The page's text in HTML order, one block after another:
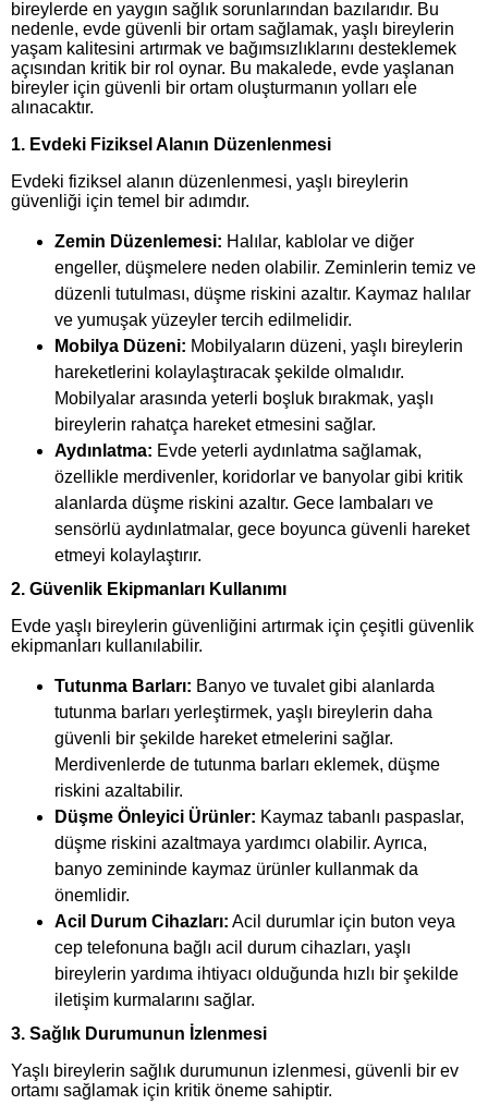
bireylerde en yaygın sağlık sorunlarından bazılarıdır. Bu
nedenle, evde güvenli bir ortam sağlamak, yaşlı bireylerin
yaşam kalitesini artırmak ve bağımsızlıklarını desteklemek
açısından kritik bir rol oynar. Bu makalede, evde yaşlanan
bireyler için güvenli bir ortam oluşturmanın yolları ele
alınacaktır.
1. Evdeki Fiziksel Alanın Düzenlenmesi
Evdeki fiziksel alanın düzenlenmesi, yaşlı bireylerin
güvenliği için temel bir adımdır.
Zemin Düzenlemesi: Halılar, kablolar ve diğer
engeller, düşmelere neden olabilir. Zeminlerin temiz ve
düzenli tutulması, düşme riskini azaltır. Kaymaz halılar
ve yumuşak yüzeyler tercih edilmelidir.
Mobilya Düzeni: Mobilyaların düzeni, yaşlı bireylerin
hareketlerini kolaylaştıracak şekilde olmalıdır.
Mobilyalar arasında yeterli boşluk bırakmak, yaşlı
bireylerin rahatça hareket etmesini sağlar.
Aydınlatma: Evde yeterli aydınlatma sağlamak,
özellikle merdivenler, koridorlar ve banyolar gibi kritik
alanlarda düşme riskini azaltır. Gece lambaları ve
sensörlü aydınlatmalar, gece boyunca güvenli hareket
etmeyi kolaylaştırır.
2. Güvenlik Ekipmanları Kullanımı
Evde yaşlı bireylerin güvenliğini artırmak için çeşitli güvenlik
ekipmanları kullanılabilir.
Tutunma Barları: Banyo ve tuvalet gibi alanlarda
tutunma barları yerleştirmek, yaşlı bireylerin daha
güvenli bir şekilde hareket etmelerini sağlar.
Merdivenlerde de tutunma barları eklemek, düşme
riskini azaltabilir.
Düşme Önleyici Ürünler: Kaymaz tabanlı paspaslar,
düşme riskini azaltmaya yardımcı olabilir. Ayrıca,
banyo zemininde kaymaz ürünler kullanmak da
önemlidir.
Acil Durum Cihazları: Acil durumlar için buton veya
cep telefonuna bağlı acil durum cihazları, yaşlı
bireylerin yardıma ihtiyacı olduğunda hızlı bir şekilde
iletişim kurmalarını sağlar.
3. Sağlık Durumunun İzlenmesi
Yaşlı bireylerin sağlık durumunun izlenmesi, güvenli bir ev
ortamı sağlamak için kritik öneme sahiptir.